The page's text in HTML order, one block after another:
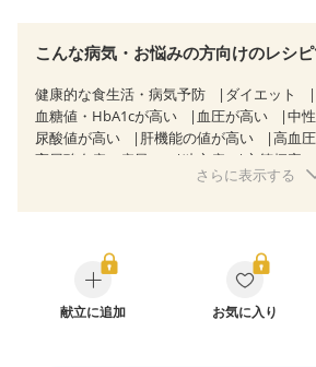
こんな病気・お悩みの方向けのレシ
健康的な食生活・病気予防
ダイエット
血糖値・HbA1cが高い
血圧が高い
中
尿酸値が高い
肝機能の値が高い 高血圧
高尿酸血症（痛風）
狭心症 心筋梗塞
過敏性腸症候群（
飲み込みにくい
妊婦健診・体重増加が気になる（初期）
妊婦健診・血圧が気になる（初期）
さらに表示する
献立に追加 お気に入り